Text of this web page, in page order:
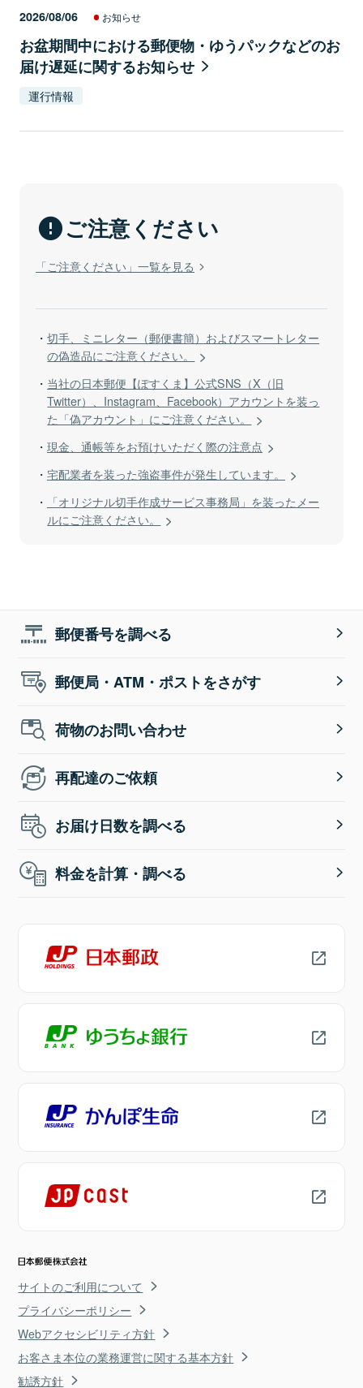
2026/08/06 お知らせ
お盆期間中における郵便物・ゆうパックなどのお
届け遅延に関するお知らせ
運行情報
ご注意ください
「ご注意ください」一覧を見る
切手、ミニレター（郵便書簡）およびスマートレター
の偽造品にご注意ください。
当社の日本郵便【ぽすくま】公式SNS（X（旧
Twitter）、Instagram、Facebook）アカウントを装っ
た「偽アカウント」にご注意ください。
現金、通帳等をお預けいただく際の注意点
宅配業者を装った強盗事件が発生しています。
「オリジナル切手作成サービス事務局」を装ったメー
ルにご注意ください。
郵便番号を調べる
郵便局・ATM・ポストをさがす
荷物のお問い合わせ
再配達のご依頼
お届け日数を調べる
料金を計算・調べる
サイトのご利用について
プライバシーポリシー
Webアクセシビリティ方針
お客さま本位の業務運営に関する基本方針
勧誘方針